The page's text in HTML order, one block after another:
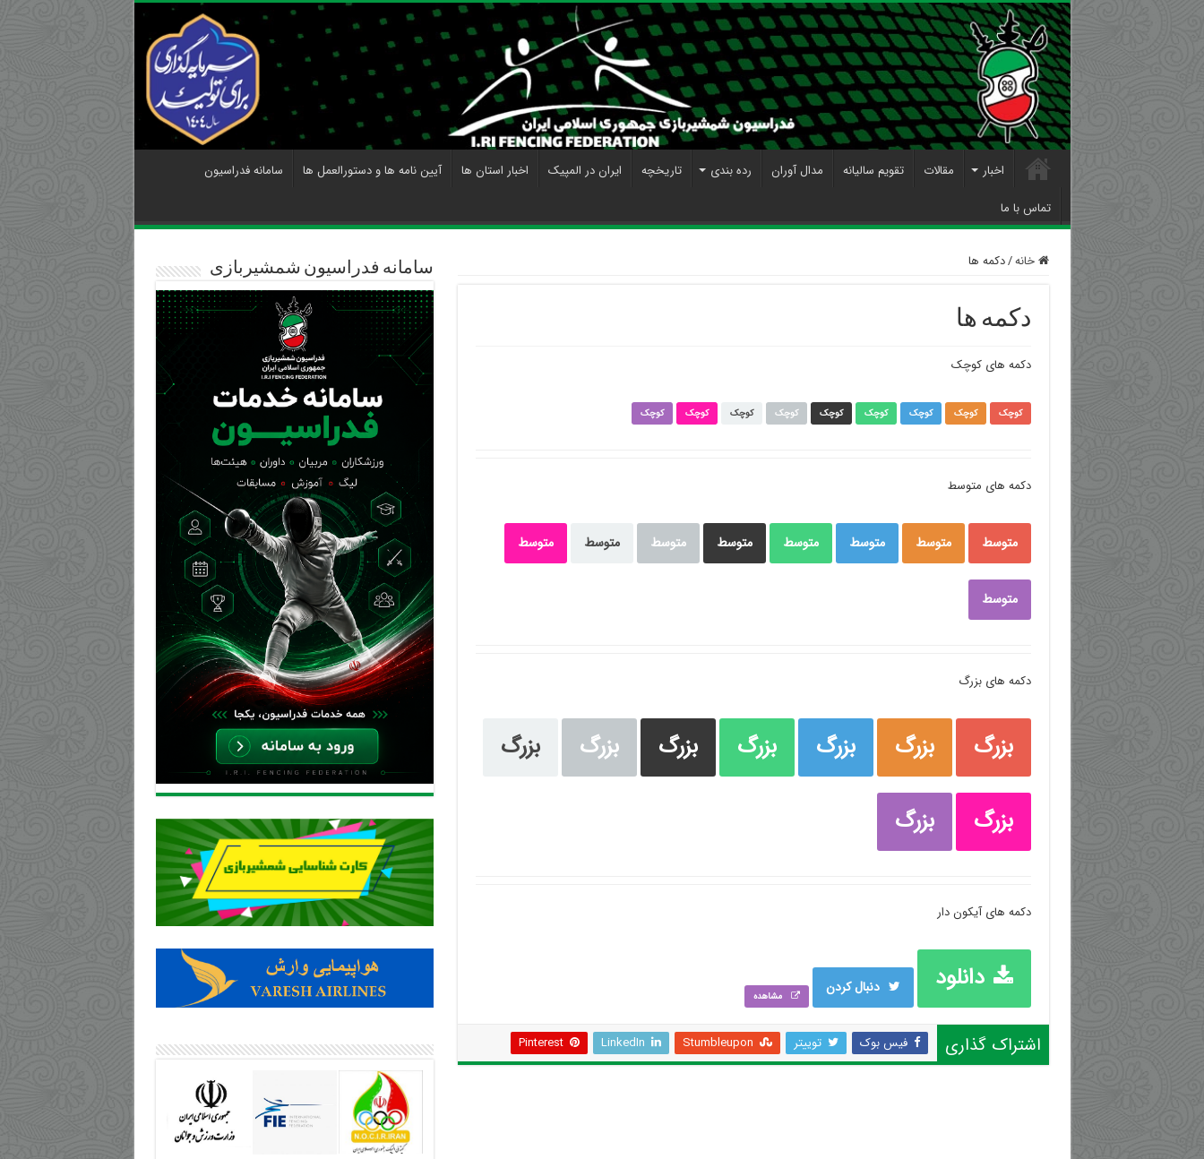
اخبار مقالات تقویم سالیانه مدال آوران رده بندی تاریخچه ایران در المپیک اخبار استان ها آیین نامه ها و دستورالعمل ها
سامانه فدراسیون
تماس با ما
خانه/دکمه ها
دکمه ها
دکمه های کوچک
کوچک کوچک کوچک کوچک کوچک کوچک کوچک کوچک کوچک
دکمه های متوسط
متوسط متوسط متوسط متوسط متوسط متوسط متوسط متوسط
متوسط
دکمه های بزرگ
بزرگ بزرگ بزرگ بزرگ بزرگ بزرگ بزرگ
بزرگ بزرگ
دکمه های آیکون دار
دانلود دنبال کردن مشاهده
اشتراک گذاری فیس بوک توییتر Stumbleupon
LinkedIn
Pinterest
سامانه فدراسیون شمشیربازی